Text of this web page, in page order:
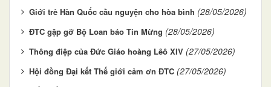
Giới trẻ Hàn Quốc cầu nguyện cho hòa bình (28/05/2026)
ĐTC gặp gỡ Bộ Loan báo Tin Mừng (28/05/2026)
Thông điệp của Đức Giáo hoàng Lêô XIV (27/05/2026)
Hội đồng Đại kết Thế giới cảm ơn ĐTC (27/05/2026)